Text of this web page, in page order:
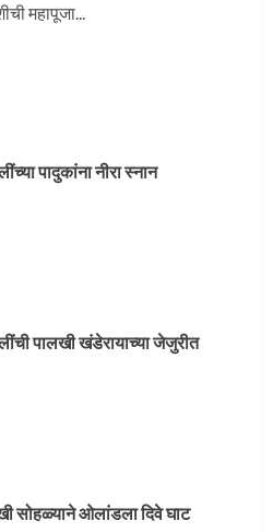
महापूजा...
पादुकांना नीरा स्नान
पालखी खंडेरायाच्या जेजुरीत
सोहळ्याने ओलांडला दिवे घाट